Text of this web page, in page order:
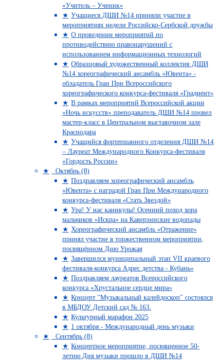
«Учитель – Ученик»
Учащиеся ДШИ №14 приняли участие в
мероприятиях недели Российско-Сербской дружбы
О проведении мероприятий по
противодействию правонарушений с
использованием информационных технологий
Образцовый художественный коллектив ДШИ
№14 хореографический ансамбль «Ювента» -
обладатель Гран При Всероссийского
хореографического конкурса-фестиваля «Градиент»
В рамках мероприятий Всероссийской акции
«Ночь искусств» преподаватель ДШИ №14 провел
мастер-класс в Центральном выставочном зале
Краснодара
Учащийся фортепианного отделения ДШИ №14
– Лауреат Международного Конкурса-фестиваля
«Гордость России»
Октябрь (8)
Поздравляем хореографический ансамбль
«Ювента» с наградой Гран При Международного
конкурса-фестиваля «Стать Звездой»
Ура! У нас каникулы! Осенний поход хора
мальчиков «Искра» на Каверзинские водопады
Хореографический ансамбль «Отражение»
принял участие в торжественном мероприятии,
посвящённом Дню Урожая
Завершился муниципальный этап VII краевого
фестиваля-конкурса Адрес детства - Кубань»
Поздравляем лауреатов Всероссийского
конкурса «Хрустальное сердце мира»
Концерт "Музыкальный калейдоскоп" состоялся
в МБДОУ Детский сад № 163.
Культурный марафон 2025
1 октября - Международный день музыки
Сентябрь (8)
Концертное мероприятие, посвященное 50-
летию Дня музыки прошло в ДШИ №14